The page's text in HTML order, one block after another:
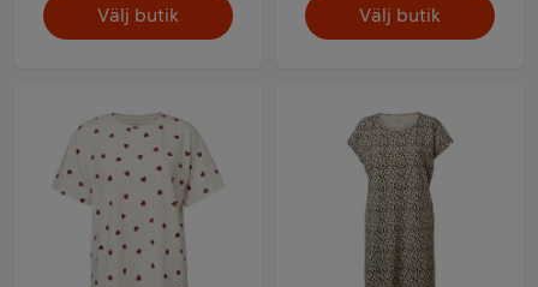
Välj butik Välj butik